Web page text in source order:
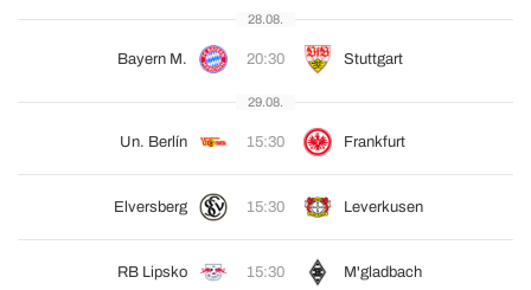
28.08.
Bayern M. 20:30 Stuttgart
29.08.
Un. Berlín 15:30 Frankfurt
Elversberg 15:30 Leverkusen
RB Lipsko 15:30 M'gladbach